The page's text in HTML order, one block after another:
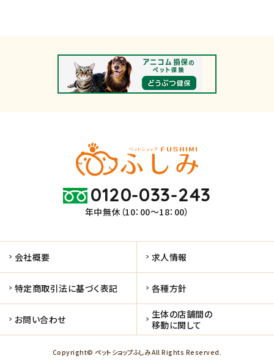
0120-033-243
年中無休（10：00～18：00）
会社概要 求人情報
特定商取引法に基づく表記 各種方針
お問い合わせ
生体の店舗間の
移動に関して
Copyright© ペットショップふしみ All Rights Reserved.